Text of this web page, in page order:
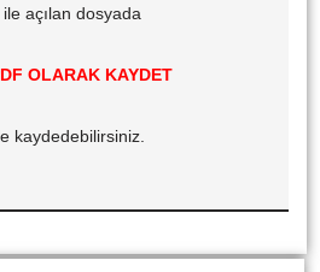
ile açılan dosyada
OLARAK KAYDET
kaydedebilirsiniz.